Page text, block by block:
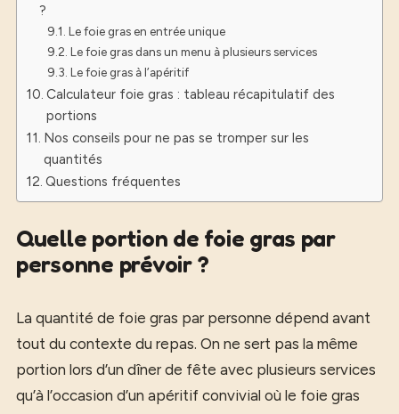
?
Le foie gras en entrée unique
Le foie gras dans un menu à plusieurs services
Le foie gras à l’apéritif
Calculateur foie gras : tableau récapitulatif des
portions
Nos conseils pour ne pas se tromper sur les
quantités
Questions fréquentes
Quelle portion de foie gras par
personne prévoir ?
La quantité de foie gras par personne dépend avant
tout du contexte du repas. On ne sert pas la même
portion lors d’un dîner de fête avec plusieurs services
qu’à l’occasion d’un apéritif convivial où le foie gras